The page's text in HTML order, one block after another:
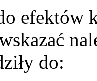
efektów
do: